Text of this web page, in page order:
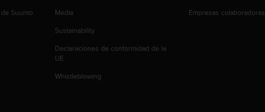
Suunto
Media
Sustainability
Declaraciones de conformidad de la
UE
Whistleblowing
Empresas colaboradoras